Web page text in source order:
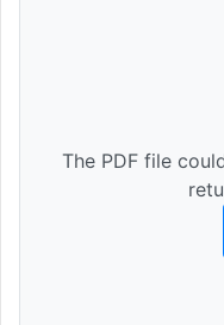
The PDF file